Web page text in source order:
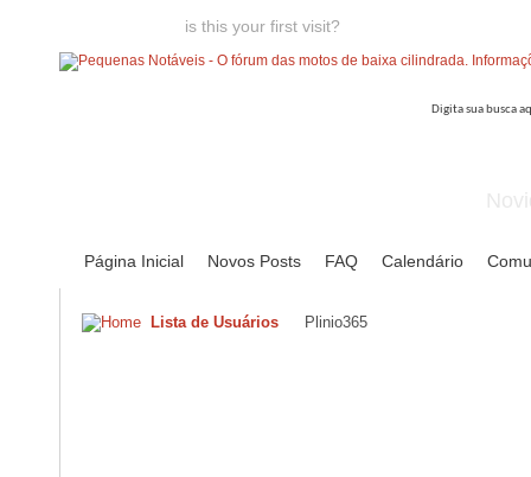
is this your first visit?
Página Inicial Novos Posts FAQ Calendário
Lista de Usuários Plinio365